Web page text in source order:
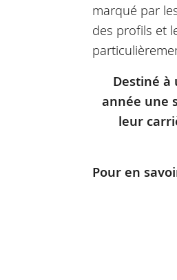
marqué par
des profils et
Destiné à
année une
leur
Pour en